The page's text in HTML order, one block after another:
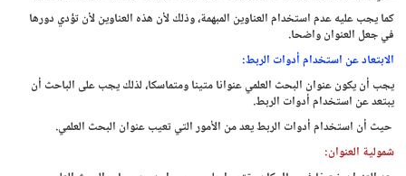
كما يجب عليه عدم استخدام العناوين المبهمة، وذلك لأن هذه العناوين لأن تؤدي دورها
في جعل العنوان واضحا.
الابتعاد عن استخدام أدوات الربط:
يجب أن يكون عنوان البحث العلمي عنوانا متينا ومتماسكا، لذلك يجب على الباحث أن
يبتعد عن استخدام أدوات الربط.
حيث أن استخدام أدوات الربط يعد من الأمور التي تعيب عنوان البحث العلمي.
شمولية العنوان: